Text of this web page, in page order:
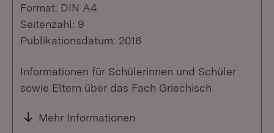
Format: DIN A4
Seitenzahl: 9
Publikationsdatum: 2016
Informationen für Schülerinnen und Schüler
sowie Eltern über das Fach Griechisch
Mehr Informationen